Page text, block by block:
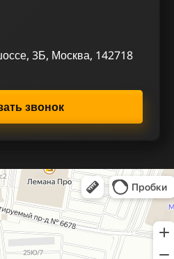
3Б, Москва, 142718
звонок